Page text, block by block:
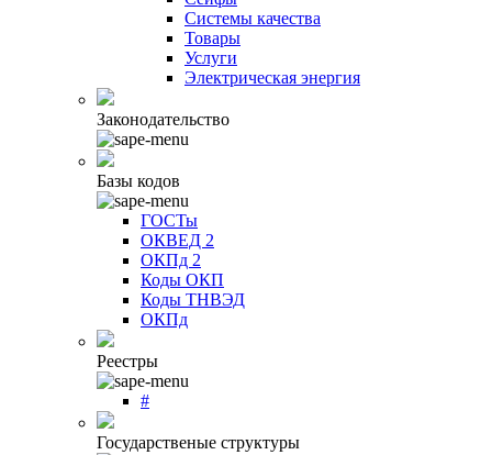
Системы качества
Товары
Услуги
Электрическая энергия
Законодательство
Базы кодов
ГОСТы
ОКВЕД 2
ОКПд 2
Коды ОКП
Коды ТНВЭД
ОКПд
Реестры
#
Государственые структуры